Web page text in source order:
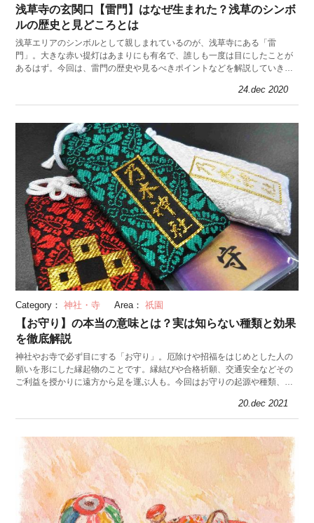
浅草寺の玄関口【雷門】はなぜ生まれた？浅草のシンボ
ルの歴史と見どころとは
浅草エリアのシンボルとして親しまれているのが、浅草寺にある「雷
門」。大きな赤い提灯はあまりにも有名で、誰しも一度は目にしたことが
あるはず。今回は、雷門の歴史や見るべきポイントなどを解説していきま
24.dec 2020
Category： 神社・寺 Area： 祇園
【お守り】の本当の意味とは？実は知らない種類と効果
を徹底解説
神社やお寺で必ず目にする「お守り」。厄除けや招福をはじめとした人の
願いを形にした縁起物のことです。縁結びや合格祈願、交通安全などその
ご利益を授かりに遠方から足を運ぶ人も。今回はお守りの起源や種類、手
20.dec 2021